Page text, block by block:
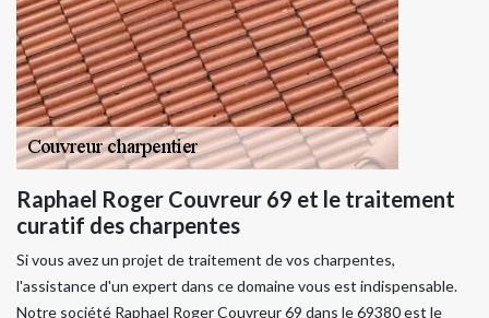
Raphael Roger Couvreur 69 et le traitement
curatif des charpentes
Si vous avez un projet de traitement de vos charpentes,
l'assistance d'un expert dans ce domaine vous est indispensable.
Notre société Raphael Roger Couvreur 69 dans le 69380 est le